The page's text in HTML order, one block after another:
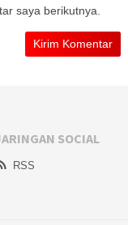
saya berikutnya.
SOCIAL
RSS